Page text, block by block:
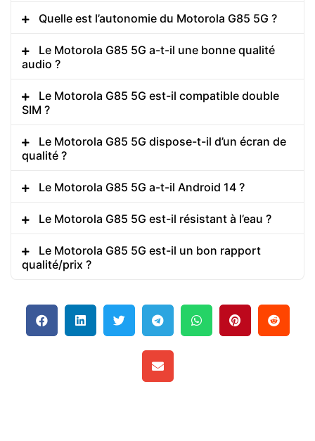
Quelle est l’autonomie du Motorola G85 5G ?
Le Motorola G85 5G a-t-il une bonne qualité
audio ?
Le Motorola G85 5G est-il compatible double
SIM ?
Le Motorola G85 5G dispose-t-il d’un écran de
qualité ?
Le Motorola G85 5G a-t-il Android 14 ?
Le Motorola G85 5G est-il résistant à l’eau ?
Le Motorola G85 5G est-il un bon rapport
qualité/prix ?